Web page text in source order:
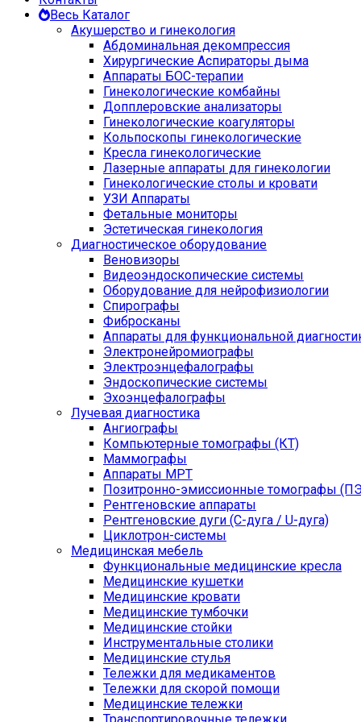
Весь Каталог
Акушерство и гинекология
Абдоминальная декомпрессия
Хирургические Аспираторы дыма
Аппараты БОС-терапии
Гинекологические комбайны
Допплеровские анализаторы
Гинекологические коагуляторы
Кольпоскопы гинекологические
Кресла гинекологические
Лазерные аппараты для гинекологии
Гинекологические столы и кровати
УЗИ Аппараты
Фетальные мониторы
Эстетическая гинекология
Диагностическое оборудование
Веновизоры
Видеоэндоскопические системы
Оборудование для нейрофизиологии
Спирографы
Фибросканы
Аппараты для функциональной
Электронейромиографы
Электроэнцефалографы
Эндоскопические системы
Эхоэнцефалографы
Лучевая диагностика
Ангиографы
Компьютерные томографы (КТ)
Маммографы
Аппараты МРТ
Позитронно-эмиссионные томографы
Рентгеновские аппараты
Рентгеновские дуги (С-дуга / U-дуга)
Циклотрон-системы
Медицинская мебель
Функциональные медицинские кресла
Медицинские кушетки
Медицинские кровати
Медицинские тумбочки
Медицинские стойки
Инструментальные столики
Медицинские стулья
Тележки для медикаментов
Тележки для скорой помощи
Медицинские тележки